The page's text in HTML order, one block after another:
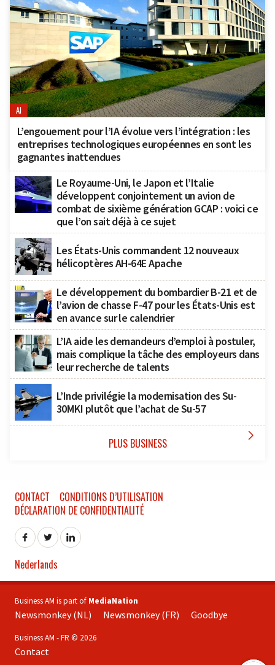
AI
L’engouement pour l’IA évolue vers l’intégration : les
entreprises technologiques européennes en sont les
gagnantes inattendues
Le Royaume-Uni, le Japon et l’Italie
développent conjointement un avion de
combat de sixième génération GCAP : voici ce
que l’on sait déjà à ce sujet
Les États-Unis commandent 12 nouveaux
hélicoptères AH-64E Apache
Le développement du bombardier B-21 et de
l’avion de chasse F-47 pour les États-Unis est
en avance sur le calendrier
L’IA aide les demandeurs d’emploi à postuler,
mais complique la tâche des employeurs dans
leur recherche de talents
L’Inde privilégie la modernisation des Su-
30MKI plutôt que l’achat de Su-57
PLUS BUSINESS 
CONTACT
CONDITIONS D’UTILISATION
DÉCLARATION DE CONFIDENTIALITÉ
Nederlands
Business AM is part of MediaNation
Newsmonkey (NL) Newsmonkey (FR) Goodbye
Business AM - FR © 2026
Contact